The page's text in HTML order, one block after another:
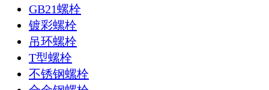
GB21螺栓
镀彩螺栓
吊环螺栓
T型螺栓
不锈钢螺栓